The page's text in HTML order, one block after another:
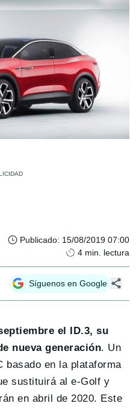
Publicado: 15/08/2019 07:00
4 min. lectura
Síguenos en Google
el ID.3, su
nueva generación. Un
basado en la plataforma
sustituirá al e-Golf y
en abril de 2020. Este